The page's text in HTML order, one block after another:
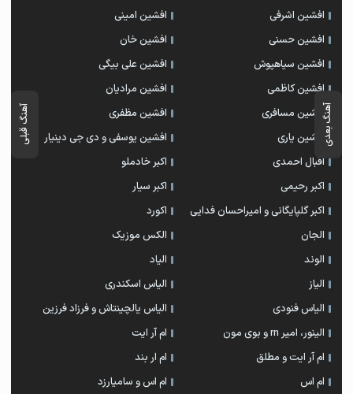
آهنگ بعدی آهنگ قبلی
افشین اشرفی
افشین امینی
افشین حسنی
افشین خان
افشین سیاهپوش
افشین علی بیگی
افشین کاظمی
افشین مرادیان
افشین مسافری
افشین مظفری
افشین یاری
افشین یوسفی و دی جی دینیار
اقبال احمدی
اکبر خادملو
اکبر رحیمی
اکبر سیار
اکبر گلپایگانی و امیراحسان فدایی
اکورد
الجان
الکس موزیک
الوند
الیاد
الیاز
الیاس اسکندری
الیاس فنودی
الیاس یالچینتاش و فرزاد فرزین
الینور، امیر rn و بوی مون
ام آر ایت
ام آر ایت و مطلق
ام‌ ار بند
ام اس
ام اس و سامیارزد